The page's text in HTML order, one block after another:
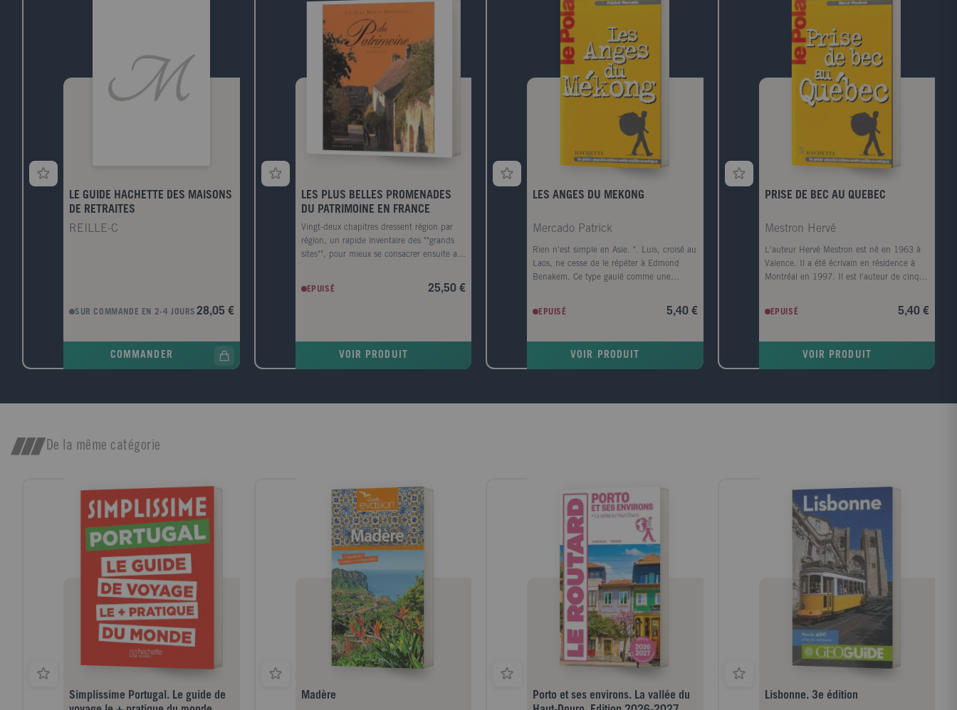
LE GUIDE HACHETTE DES MAISONS
DE RETRAITES
REILLE-C
SUR COMMANDE EN 2-4 JOURS 28,05 €
COMMANDER
LES PLUS BELLES PROMENADES
DU PATRIMOINE EN FRANCE
Vingt-deux chapitres dressent région par
région, un rapide inventaire des ""grands
sites"", pour mieux se consacrer ensuite aux
ouverture de chapitre, rappelle les hauts
cartes détaillées. "Des pictogrammes
parcourir, temps minimum à y consacrer."
EPUISÉ 25,50 €
VOIR PRODUIT
LES ANGES DU MEKONG
Mercado Patrick
Rien n'est simple en Asie. ". Luis, croisé au
Laos, ne cesse de le répéter à Edmond
Benakem. Ce type gaulé comme une
dandinement du canard et la nonchalance
du grizzly, détourne Eddie de son travail
Cette traque initiatique les mènera après
moult péripéties et rencontre attachantes
reporter au Guide du routard, voudrait bien
faire paisiblement son job de globe-trotter
fureteur. Mais c'est sans compter sur la
redoutable force des choses, qui, pour
chaque nouvelle destination, l'entraîne
dans d'invraisemblables tribulations.
Confronté à des situations hors normes,
Eddie réagit avec son c'ur, son humour et
sa sensibilité. A chaque fois, pour chaque
polar, un voyage coloré au pays des
embrouilles carabinées...
EPUISÉ 5,40 €
VOIR PRODUIT
PRISE DE BEC AU QUEBEC
Mestron Hervé
L'auteur Hervé Mestron est né en 1963 à
Valence. Il a été écrivain en résidence à
Montréal en 1997. Il est l'auteur de cinq
EPUISÉ
5,40 €
VOIR PRODUIT
De la même catégorie
Simplissime Portugal. Le guide de
Madère
Porto et ses environs. La vallée du
Lisbonne. 3e édition